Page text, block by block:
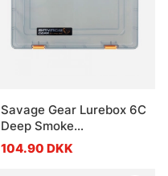
Savage Gear Lurebox 6C
Deep Smoke
36x22.5x8cm
104.90 DKK